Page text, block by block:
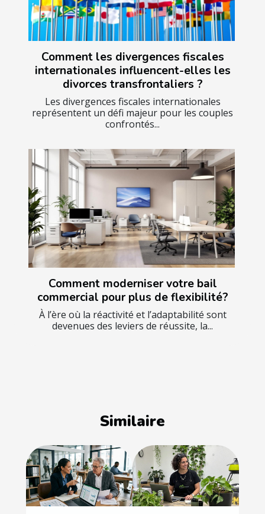
Comment les divergences fiscales
internationales influencent-elles les
divorces transfrontaliers ?
Les divergences fiscales internationales
représentent un défi majeur pour les couples
confrontés...
Comment moderniser votre bail
commercial pour plus de flexibilité?
À l’ère où la réactivité et l’adaptabilité sont
devenues des leviers de réussite, la...
Similaire